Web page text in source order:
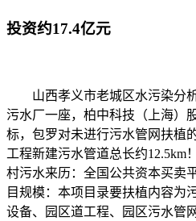
投资约17.4亿元
山西孝义市老城区水污染分析
污水厂一座，柏中科技（上海）
标，包罗对未进行污水管网扶植
工程新建污水管道总长约12.5km
村污水来历：全国公共资本买卖
目规模：本项目录要扶植内容为
设备、园区道工程、园区污水管